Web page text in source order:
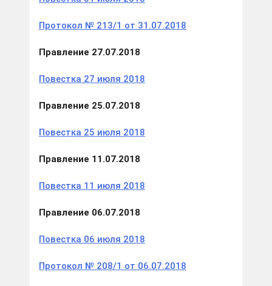
Протокол № 213/1 от 31.07.2018
Правление 27.07.2018
Повестка 27 июля 2018
Правление 25.07.2018
Повестка 25 июля 2018
Правление 11.07.2018
Повестка 11 июля 2018
Правление 06.07.2018
Повестка 06 июля 2018
Протокол № 208/1 от 06.07.2018